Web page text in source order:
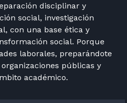
disciplinar y
social, investigación
con una base ética y
social. Porque
laborales, preparándote
públicas y
académico.